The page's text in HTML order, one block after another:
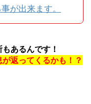
が出来ます。
あるんです！
返ってくるかも！？